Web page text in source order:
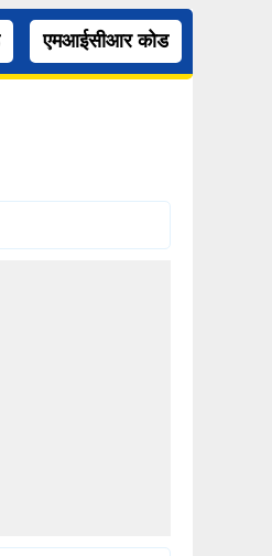
एमआईसीआर कोड